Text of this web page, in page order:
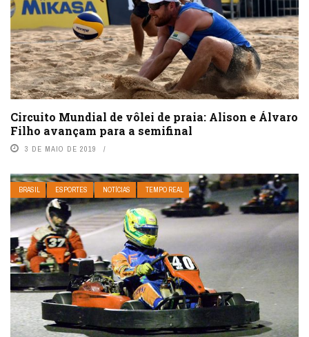
Circuito Mundial de vôlei de praia: Alison e Álvaro
Filho avançam para a semifinal
3 DE MAIO DE 2019
BRASIL ESPORTES NOTÍCIAS TEMPO REAL